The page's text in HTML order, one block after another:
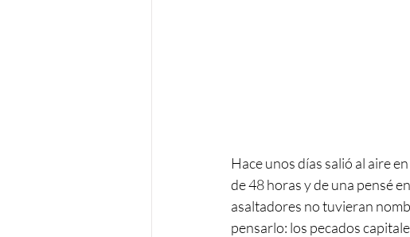
Hace unos días salió al aire
de 48 horas y de una pensé
asaltadores no tuvieran
pensarlo: los pecados